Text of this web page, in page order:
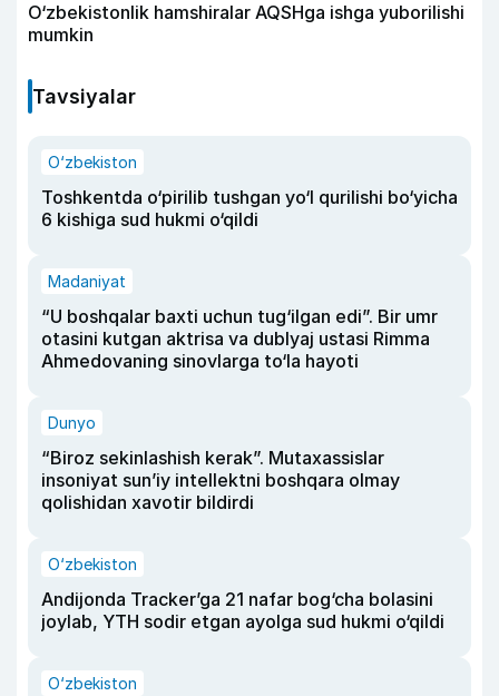
O‘zbekistonlik hamshiralar AQSHga ishga yuborilishi
mumkin
Tavsiyalar
O‘zbekiston
Toshkentda o‘pirilib tushgan yo‘l qurilishi bo‘yicha
6 kishiga sud hukmi o‘qildi
Madaniyat
“U boshqalar baxti uchun tug‘ilgan edi”. Bir umr
otasini kutgan aktrisa va dublyaj ustasi Rimma
Ahmedovaning sinovlarga to‘la hayoti
Dunyo
“Biroz sekinlashish kerak”. Mutaxassislar
insoniyat sun’iy intellektni boshqara olmay
qolishidan xavotir bildirdi
O‘zbekiston
Andijonda Tracker’ga 21 nafar bog‘cha bolasini
joylab, YTH sodir etgan ayolga sud hukmi o‘qildi
O‘zbekiston